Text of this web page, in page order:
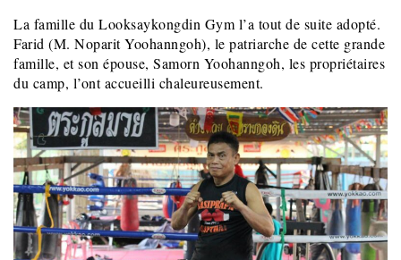
La famille du Looksaykongdin Gym l’a tout de suite adopté.
Farid (M. Noparit Yoohanngoh), le patriarche de cette grande
famille, et son épouse, Samorn Yoohanngoh, les propriétaires
du camp, l’ont accueilli chaleureusement.